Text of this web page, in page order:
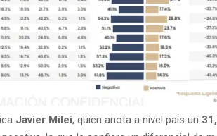
Javier Milei, quien anota a nivel país un